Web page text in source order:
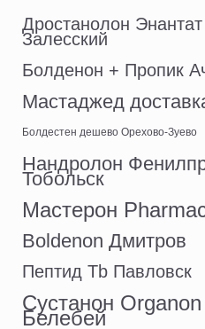
Дростанолон
Залесский
Болденон + Пропик
Мастаджед
Болдестен дешево Орехово-Зуево
Нандролон
Тобольск
Мастерон
Boldenon Дмитров
Пептид Tb Павловск
Сустанон Organon
Белебей